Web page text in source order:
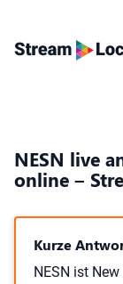
NESN live
online –
Kurze
NESN ist